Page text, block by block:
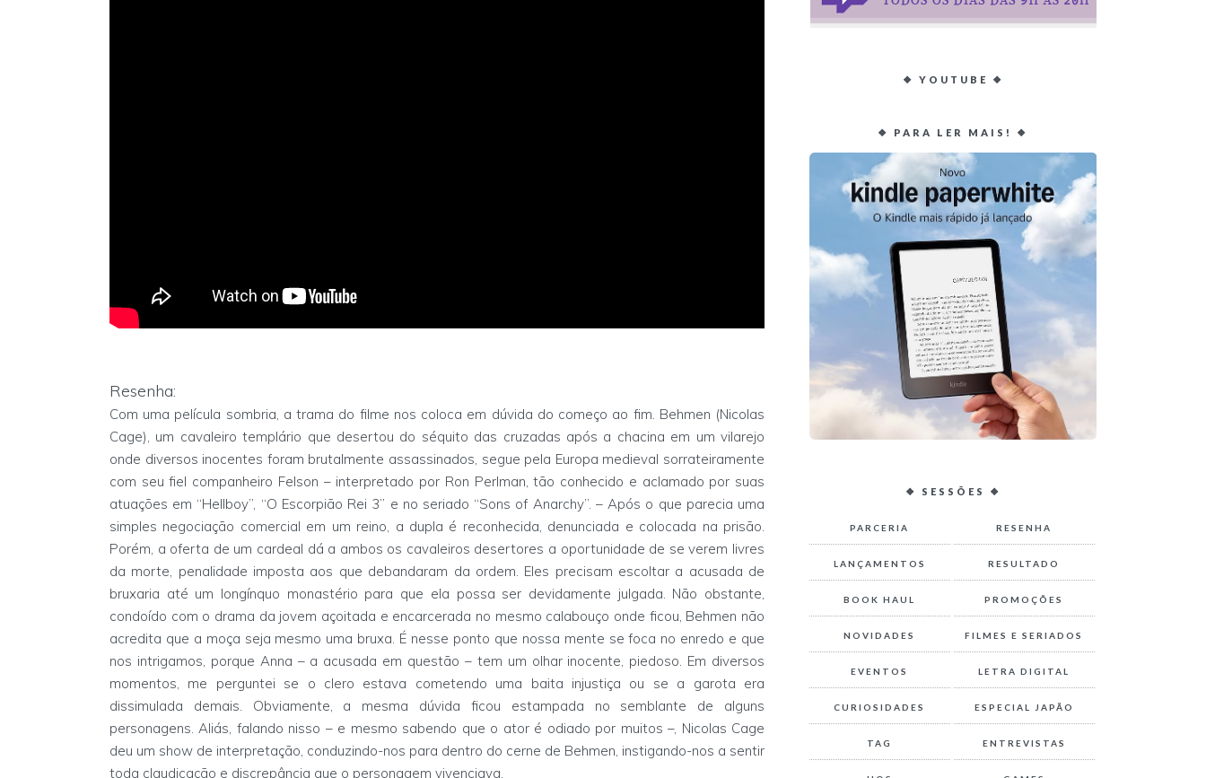
Resenha:
Com uma película sombria, a trama do filme nos coloca em dúvida do começo ao fim. Behmen (Nicolas
Cage), um cavaleiro templário que desertou do séquito das cruzadas após a chacina em um vilarejo
onde diversos inocentes foram brutalmente assassinados, segue pela Europa medieval sorrateiramente
com seu fiel companheiro Felson – interpretado por Ron Perlman, tão conhecido e aclamado por suas
atuações em “Hellboy”, “O Escorpião Rei 3” e no seriado “Sons of Anarchy”. – Após o que parecia uma
simples negociação comercial em um reino, a dupla é reconhecida, denunciada e colocada na prisão.
Porém, a oferta de um cardeal dá a ambos os cavaleiros desertores a oportunidade de se verem livres
da morte, penalidade imposta aos que debandaram da ordem. Eles precisam escoltar a acusada de
bruxaria até um longínquo monastério para que ela possa ser devidamente julgada. Não obstante,
condoído com o drama da jovem açoitada e encarcerada no mesmo calabouço onde ficou, Behmen não
acredita que a moça seja mesmo uma bruxa. É nesse ponto que nossa mente se foca no enredo e que
nos intrigamos, porque Anna – a acusada em questão – tem um olhar inocente, piedoso. Em diversos
momentos, me perguntei se o clero estava cometendo uma baita injustiça ou se a garota era
dissimulada demais. Obviamente, a mesma dúvida ficou estampada no semblante de alguns
personagens. Aliás, falando nisso – e mesmo sabendo que o ator é odiado por muitos –, Nicolas Cage
deu um show de interpretação, conduzindo-nos para dentro do cerne de Behmen, instigando-nos a sentir
toda claudicação e discrepância que o personagem vivenciava.
❖ YOUTUBE ❖
❖ PARA LER MAIS! ❖
❖ SESSÕES ❖
PARCERIA RESENHA
LANÇAMENTOS RESULTADO
BOOK HAUL PROMOÇÕES
NOVIDADES FILMES E SERIADOS
EVENTOS LETRA DIGITAL
CURIOSIDADES ESPECIAL JAPÃO
TAG ENTREVISTAS